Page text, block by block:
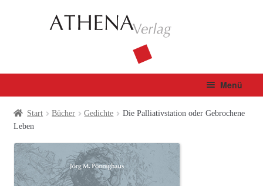
Menü
Verlag
Bücher
Fachbuch
Start Bücher Gedichte
Die Palliativstation oder Gebrochene
Leben